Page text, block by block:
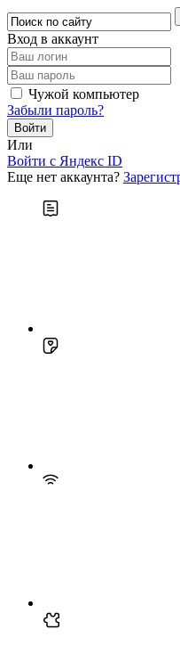
Вход в аккаунт
Чужой компьютер
Забыли пароль?
Или
Войти c Яндекс ID
Еще нет аккаунта?